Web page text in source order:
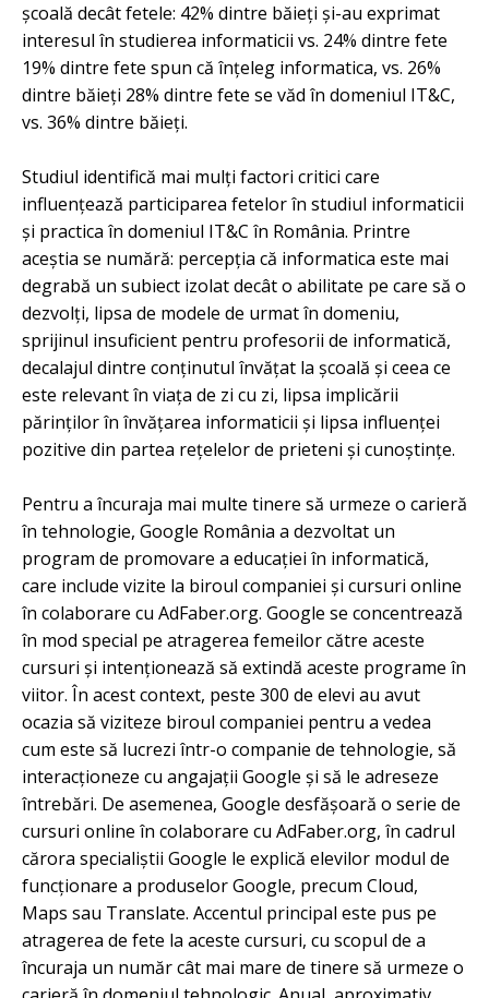
școală decât fetele: 42% dintre băieți și-au exprimat
interesul în studierea informaticii vs. 24% dintre fete
19% dintre fete spun că înțeleg informatica, vs. 26%
dintre băieți 28% dintre fete se văd în domeniul IT&C,
vs. 36% dintre băieți.
Studiul identifică mai mulți factori critici care
influențează participarea fetelor în studiul informaticii
și practica în domeniul IT&C în România. Printre
aceștia se numără: percepția că informatica este mai
degrabă un subiect izolat decât o abilitate pe care să o
dezvolți, lipsa de modele de urmat în domeniu,
sprijinul insuficient pentru profesorii de informatică,
decalajul dintre conținutul învățat la școală și ceea ce
este relevant în viața de zi cu zi, lipsa implicării
părinților în învățarea informaticii și lipsa influenței
pozitive din partea rețelelor de prieteni și cunoștințe.
Pentru a încuraja mai multe tinere să urmeze o carieră
în tehnologie, Google România a dezvoltat un
program de promovare a educației în informatică,
care include vizite la biroul companiei și cursuri online
în colaborare cu AdFaber.org. Google se concentrează
în mod special pe atragerea femeilor către aceste
cursuri și intenționează să extindă aceste programe în
viitor. În acest context, peste 300 de elevi au avut
ocazia să viziteze biroul companiei pentru a vedea
cum este să lucrezi într-o companie de tehnologie, să
interacționeze cu angajații Google și să le adreseze
întrebări. De asemenea, Google desfășoară o serie de
cursuri online în colaborare cu AdFaber.org, în cadrul
cărora specialiștii Google le explică elevilor modul de
funcționare a produselor Google, precum Cloud,
Maps sau Translate. Accentul principal este pus pe
atragerea de fete la aceste cursuri, cu scopul de a
încuraja un număr cât mai mare de tinere să urmeze o